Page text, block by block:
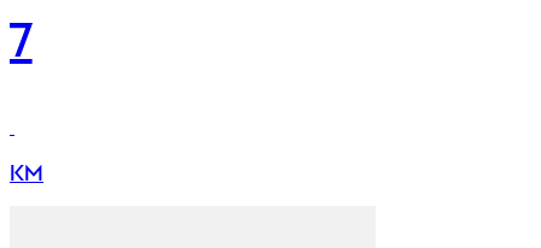
7
KM